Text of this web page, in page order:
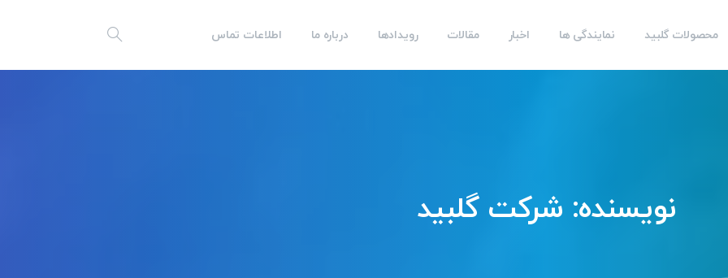
محصولات گلبید نمایندگی ها اخبار مقالات رویدادها درباره ما اطلاعات تماس
نویسنده: شرکت گلبید